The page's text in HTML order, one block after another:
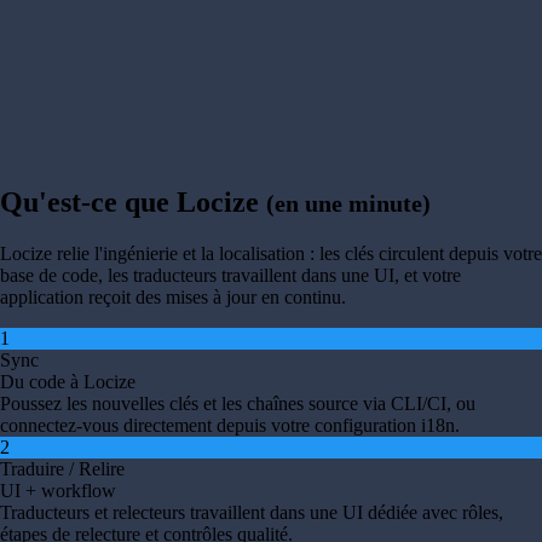
Qu'est-ce que Locize (en une minute)
Locize relie l'ingénierie et la localisation : les clés circulent depuis votre
base de code, les traducteurs travaillent dans une UI, et votre
application reçoit des mises à jour en continu.
1
Sync
Du code à Locize
Poussez les nouvelles clés et les chaînes source via CLI/CI, ou
connectez-vous directement depuis votre configuration i18n.
2
Traduire / Relire
UI + workflow
Traducteurs et relecteurs travaillent dans une UI dédiée avec rôles,
étapes de relecture et contrôles qualité.